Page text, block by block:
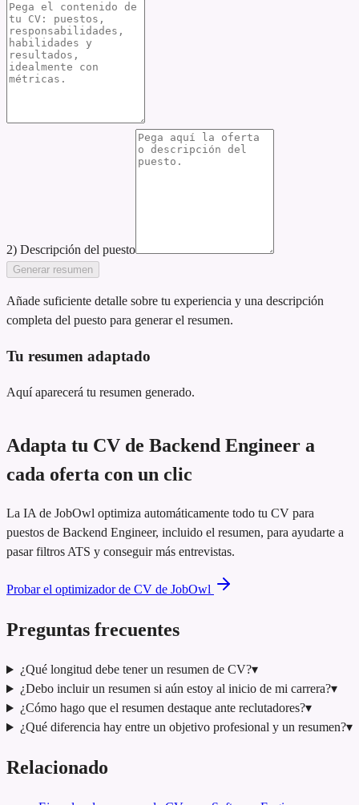
2) Descripción del puesto
Generar resumen
Añade suficiente detalle sobre tu experiencia y una descripción
completa del puesto para generar el resumen.
Tu resumen adaptado
Aquí aparecerá tu resumen generado.
Adapta tu CV de Backend Engineer a
cada oferta con un clic
La IA de JobOwl optimiza automáticamente todo tu CV para
puestos de Backend Engineer, incluido el resumen, para ayudarte a
pasar filtros ATS y conseguir más entrevistas.
Probar el optimizador de CV de JobOwl
Preguntas frecuentes
¿Qué longitud debe tener un resumen de CV?▾
¿Debo incluir un resumen si aún estoy al inicio de mi carrera?▾
¿Cómo hago que el resumen destaque ante reclutadores?▾
¿Qué diferencia hay entre un objetivo profesional y un resumen?▾
Relacionado